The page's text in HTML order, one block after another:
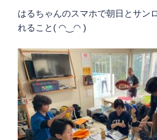
はるちゃんのスマホで朝日とサン
れること( ◠‿◠ )